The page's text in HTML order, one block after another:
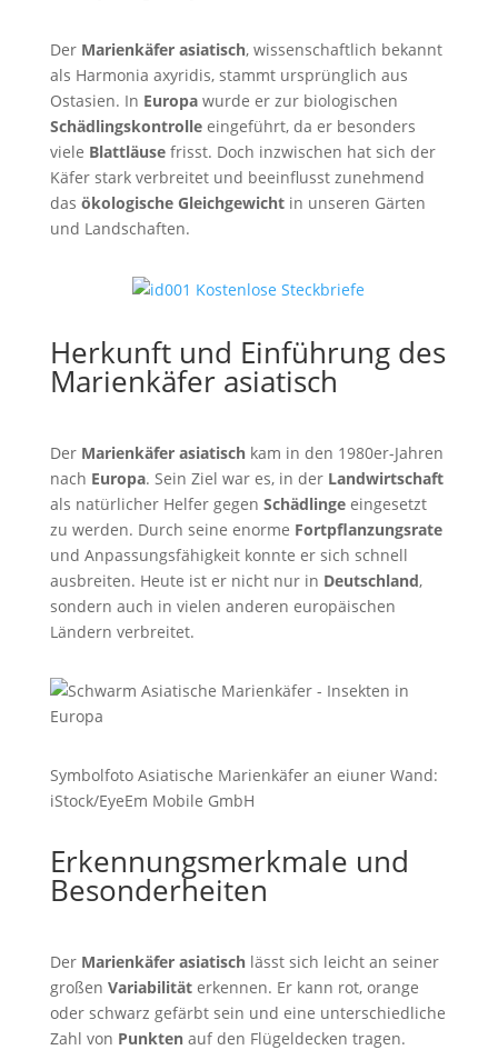
Der Marienkäfer asiatisch, wissenschaftlich bekannt
als Harmonia axyridis, stammt ursprünglich aus
Ostasien. In Europawurde er zur biologischen
Schädlingskontrolleeingeführt, da er besonders
viele Blattläusefrisst. Doch inzwischen hat sich der
Käfer stark verbreitet und beeinflusst zunehmend
das ökologische Gleichgewichtin unseren Gärten
und Landschaften.
Herkunft und Einführung des
Marienkäfer asiatisch
Der Marienkäfer asiatischkam in den 1980er-Jahren
nach Europa. Sein Ziel war es, in der Landwirtschaft
als natürlicher Helfer gegen Schädlingeeingesetzt
zu werden. Durch seine enorme Fortpflanzungsrate
und Anpassungsfähigkeit konnte er sich schnell
ausbreiten. Heute ist er nicht nur in Deutschland,
sondern auch in vielen anderen europäischen
Ländern verbreitet.
Symbolfoto Asiatische Marienkäfer an eiuner Wand:
iStock/EyeEm Mobile GmbH
Erkennungsmerkmale und
Besonderheiten
Der Marienkäfer asiatischlässt sich leicht an seiner
großen Variabilitäterkennen. Er kann rot, orange
oder schwarz gefärbt sein und eine unterschiedliche
Zahl von Punktenauf den Flügeldecken tragen.